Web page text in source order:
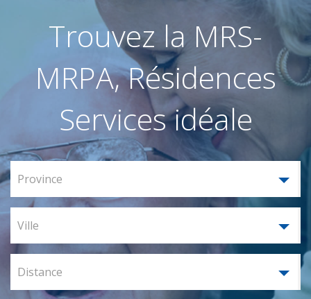
Trouvez la MRS-
MRPA, Résidences
Services idéale
Province
Ville
Distance